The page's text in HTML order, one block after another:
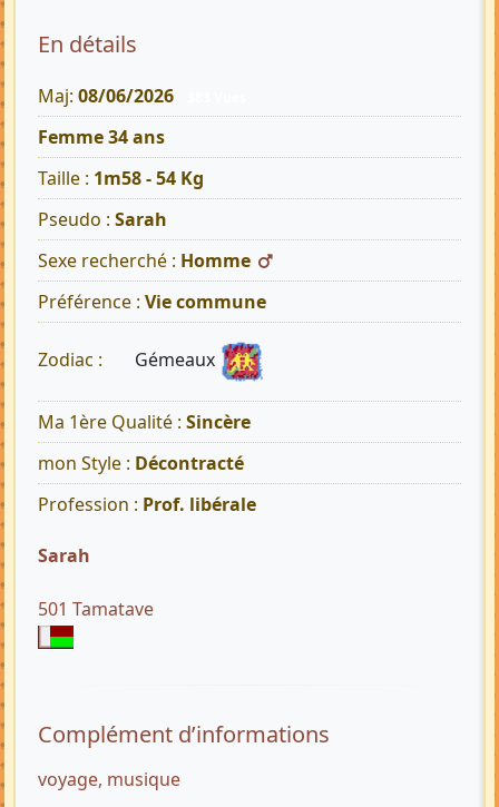
En détails
Maj: 08/06/2026
Femme 34 ans
Taille : 1m58 - 54 Kg
Pseudo : Sarah
Sexe recherché : Homme
Préférence : Vie commune
Zodiac : Gémeaux
Ma 1ère Qualité : Sincère
mon Style : Décontracté
Profession : Prof. libérale
Sarah
501 Tamatave
Complément d’informations
voyage, musique